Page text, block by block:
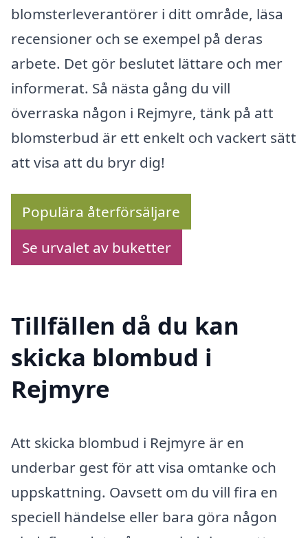
blomsterleverantörer i ditt område, läsa
recensioner och se exempel på deras
arbete. Det gör beslutet lättare och mer
informerat. Så nästa gång du vill
överraska någon i Rejmyre, tänk på att
blomsterbud är ett enkelt och vackert sätt
att visa att du bryr dig!
Populära återförsäljare
Se urvalet av buketter
Tillfällen då du kan
skicka blombud i
Rejmyre
Att skicka blombud i Rejmyre är en
underbar gest för att visa omtanke och
uppskattning. Oavsett om du vill fira en
speciell händelse eller bara göra någon